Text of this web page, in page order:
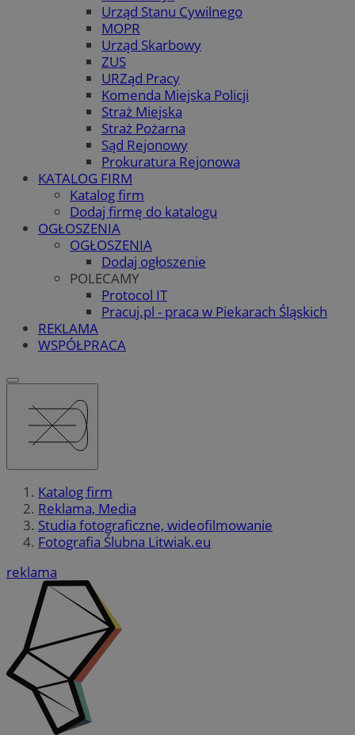
Urząd Stanu Cywilnego
MOPR
Urząd Skarbowy
ZUS
URZąd Pracy
Komenda Miejska Policji
Straż Miejska
Straż Pożarna
Sąd Rejonowy
Prokuratura Rejonowa
KATALOG FIRM
Katalog firm
Dodaj firmę do katalogu
OGŁOSZENIA
OGŁOSZENIA
Dodaj ogłoszenie
POLECAMY
Protocol IT
Pracuj.pl - praca w Piekarach Śląskich
REKLAMA
WSPÓŁPRACA
Katalog firm
Reklama, Media
Studia fotograficzne, wideofilmowanie
Fotografia Ślubna Litwiak.eu
reklama